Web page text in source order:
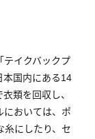
テイクバックプ
本国内にある14
類を回収し、
においては、ポ
糸にしたり、セ